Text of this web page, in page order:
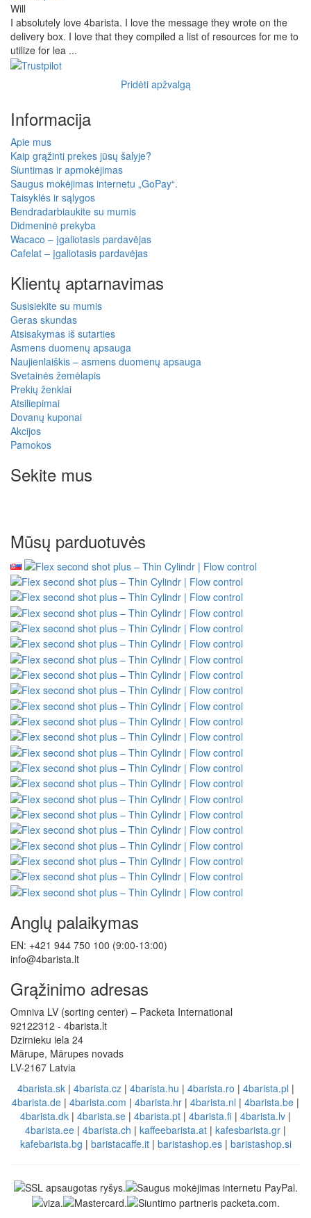
Will
I absolutely love 4barista. I love the message they wrote on the
delivery box. I love that they compiled a list of resources for me to
utilize for lea ...
Pridėti apžvalgą
Informacija
Apie mus
Kaip grąžinti prekes jūsų šalyje?
Siuntimas ir apmokėjimas
Saugus mokėjimas internetu „GoPay“.
Taisyklės ir sąlygos
Bendradarbiaukite su mumis
Didmeninė prekyba
Wacaco – įgaliotasis pardavėjas
Cafelat – įgaliotasis pardavėjas
Klientų aptarnavimas
Susisiekite su mumis
Geras skundas
Atsisakymas iš sutarties
Asmens duomenų apsauga
Naujienlaiškis – asmens duomenų apsauga
Svetainės žemėlapis
Prekių ženklai
Atsiliepimai
Dovanų kuponai
Akcijos
Pamokos
Sekite mus
Mūsų parduotuvės
Anglų palaikymas
EN: +421 944 750 100 (9:00-13:00)
info@4barista.lt
Grąžinimo adresas
Omniva LV (sorting center) – Packeta International
92122312 - 4barista.lt
Dzirnieku iela 24
Mārupe, Mārupes novads
LV-2167 Latvia
4barista.sk| 4barista.cz| 4barista.hu | 4barista.ro | 4barista.pl |
4barista.de | 4barista.com | 4barista.hr | 4barista.nl | 4barista.be |
4barista.dk | 4barista.se | 4barista.pt | 4barista.fi | 4barista.lv |
4barista.ee | 4barista.ch | kaffeebarista.at | kafesbarista.gr |
kafebarista.bg | baristacaffe.it| baristashop.es| baristashop.si